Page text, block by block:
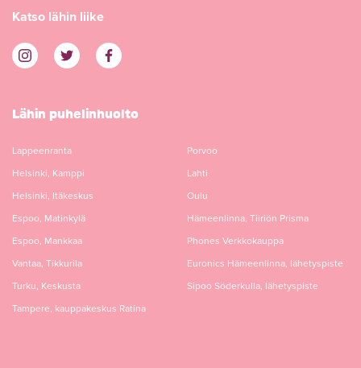
Katso lähin liike
Lähin puhelinhuolto
Lappeenranta
Helsinki, Kamppi
Helsinki, Itäkeskus
Espoo, Matinkylä
Espoo, Mankkaa
Vantaa, Tikkurila
Turku, Keskusta
Tampere, kauppakeskus Ratina
Porvoo
Lahti
Oulu
Hämeenlinna, Tiiriön Prisma
Phones Verkkokauppa
Euronics Hämeenlinna, lähetyspiste
Sipoo Söderkulla, lähetyspiste